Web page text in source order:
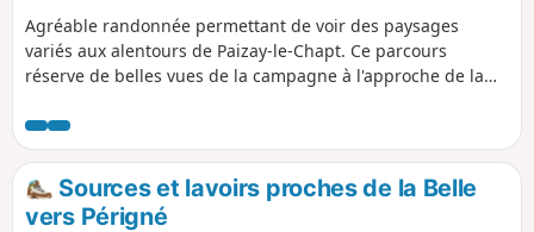
Agréable randonnée permettant de voir des paysages
variés aux alentours de Paizay-le-Chapt. Ce parcours
réserve de belles vues de la campagne à l'approche de la
dit les Rompis, survivance de l'essartage du XVe siécle, le
chemin de la Rochelle qui est la trace d'une ancienne
grande voie de communication et le Puits de Pouffond.
Sources et lavoirs proches de la Belle
vers Périgné